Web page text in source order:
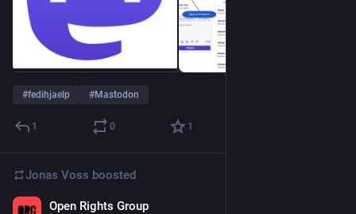
#fedihjaelp #Mastodon
1 0 1
Jonas Voss boosted
Open Rights Group